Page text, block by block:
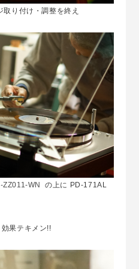
り付け・調整を終え
ZZ011-WN
の上に PD-171AL
果テキメン!!